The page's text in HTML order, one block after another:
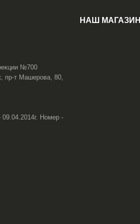
№700
пр-т Машерова, 80,
09.04.2014г. Номер -
НАШ МАГАЗИН